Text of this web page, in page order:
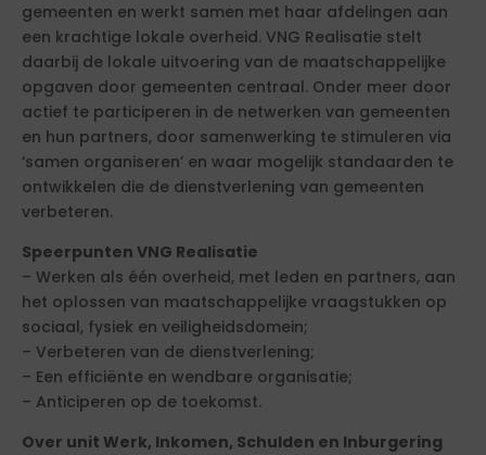
gemeenten en werkt samen met haar afdelingen aan
een krachtige lokale overheid. VNG Realisatie stelt
daarbij de lokale uitvoering van de maatschappelijke
opgaven door gemeenten centraal. Onder meer door
actief te participeren in de netwerken van gemeenten
en hun partners, door samenwerking te stimuleren via
‘samen organiseren’ en waar mogelijk standaarden te
ontwikkelen die de dienstverlening van gemeenten
verbeteren.
Speerpunten VNG Realisatie
– Werken als één overheid, met leden en partners, aan
het oplossen van maatschappelijke vraagstukken op
sociaal, fysiek en veiligheidsdomein;
– Verbeteren van de dienstverlening;
– Een efficiënte en wendbare organisatie;
– Anticiperen op de toekomst.
Over unit Werk, Inkomen, Schulden en Inburgering